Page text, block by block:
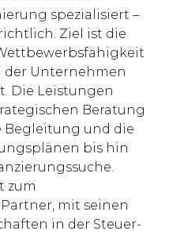
spezialisiert –
Ziel ist die
der Unternehmen
Die Leistungen
Beratung
Begleitung und die
bis hin
zum
mit seinen
in der Steuer-